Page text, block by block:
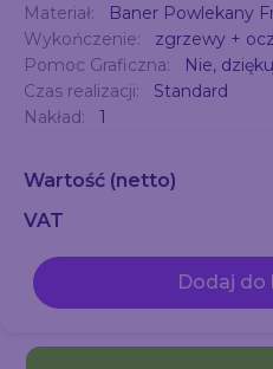
Materiał:
Baner Powlekany
Wykończenie:
zgrzewy +
Pomoc Graficzna:
Nie,
Czas realizacji:
Standard
Nakład:
1
Wartość (netto)
VAT
Dodaj do